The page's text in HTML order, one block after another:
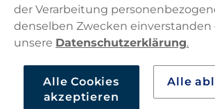
Kontaktiere uns!
hallo@haypp.com
Mo/Di/Fr: 09–17 Uhr (Pause 12–13) Mi/Do:
14–15)
der Verarbeitung
denselben Zwecken einverstanden
unsere Datenschutzerklärung.
Alle Cookies
akzeptieren
Alle